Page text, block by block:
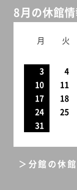
8月の休館情
月 火
3
4
10
11
17
18
24
25
31
＞分館の休館